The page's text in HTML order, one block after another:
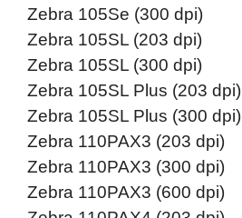
Zebra 105Se (300 dpi)
Zebra 105SL (203 dpi)
Zebra 105SL (300 dpi)
Zebra 105SL Plus (203 dpi)
Zebra 105SL Plus (300 dpi)
Zebra 110PAX3 (203 dpi)
Zebra 110PAX3 (300 dpi)
Zebra 110PAX3 (600 dpi)